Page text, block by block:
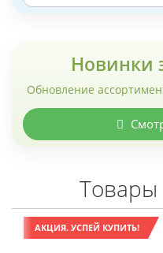
Новинки
Обновление
Товары
УСПЕЙ КУПИТЬ!